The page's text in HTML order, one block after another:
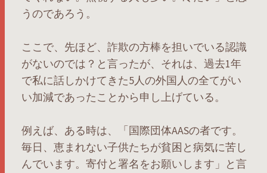
うのであろう。
ここで、先ほど、詐欺の方棒を担いでいる認識
がないのでは？と言ったが、それは、過去1年
で私に話しかけてきた5人の外国人の全てがい
い加減であったことから申し上げている。
例えば、ある時は、「国際団体AASの者です。
毎日、恵まれない子供たちが貧困と病気に苦し
んでいます。寄付と署名をお願いします」と言